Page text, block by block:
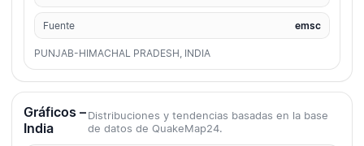
Fuente emsc
PUNJAB-HIMACHAL PRADESH, INDIA
Gráficos –
India
Distribuciones y tendencias basadas en la base
de datos de QuakeMap24.